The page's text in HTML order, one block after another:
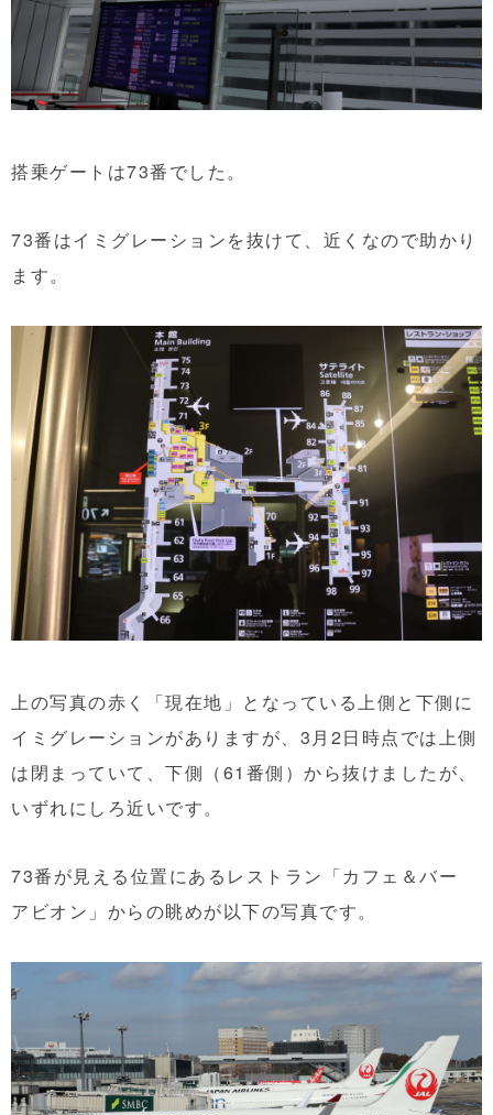
搭乗ゲートは73番でした。
73番はイミグレーションを抜けて、近くなので助かり
ます。
上の写真の赤く「現在地」となっている上側と下側に
イミグレーションがありますが、3月2日時点では上側
は閉まっていて、下側（61番側）から抜けましたが、
いずれにしろ近いです。
73番が見える位置にあるレストラン「カフェ＆バー
アビオン」からの眺めが以下の写真です。